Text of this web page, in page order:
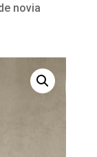
novia